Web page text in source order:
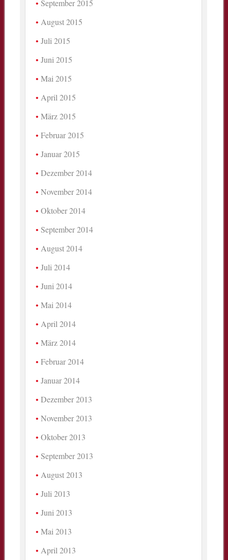
September 2015
August 2015
Juli 2015
Juni 2015
Mai 2015
April 2015
März 2015
Februar 2015
Januar 2015
Dezember 2014
November 2014
Oktober 2014
September 2014
August 2014
Juli 2014
Juni 2014
Mai 2014
April 2014
März 2014
Februar 2014
Januar 2014
Dezember 2013
November 2013
Oktober 2013
September 2013
August 2013
Juli 2013
Juni 2013
Mai 2013
April 2013